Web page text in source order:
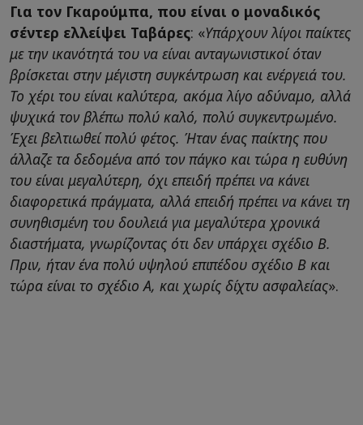
Για τον Γκαρούμπα, που είναι ο μοναδικός
σέντερ ελλείψει Ταβάρες: «Υπάρχουν λίγοι παίκτες
με την ικανότητά του να είναι ανταγωνιστικοί όταν
βρίσκεται στην μέγιστη συγκέντρωση και ενέργειά του.
Το χέρι του είναι καλύτερα, ακόμα λίγο αδύναμο, αλλά
ψυχικά τον βλέπω πολύ καλό, πολύ συγκεντρωμένο.
Έχει βελτιωθεί πολύ φέτος. Ήταν ένας παίκτης που
άλλαζε τα δεδομένα από τον πάγκο και τώρα η ευθύνη
του είναι μεγαλύτερη, όχι επειδή πρέπει να κάνει
διαφορετικά πράγματα, αλλά επειδή πρέπει να κάνει τη
συνηθισμένη του δουλειά για μεγαλύτερα χρονικά
διαστήματα, γνωρίζοντας ότι δεν υπάρχει σχέδιο Β.
Πριν, ήταν ένα πολύ υψηλού επιπέδου σχέδιο Β και
τώρα είναι το σχέδιο Α, και χωρίς δίχτυ ασφαλείας».